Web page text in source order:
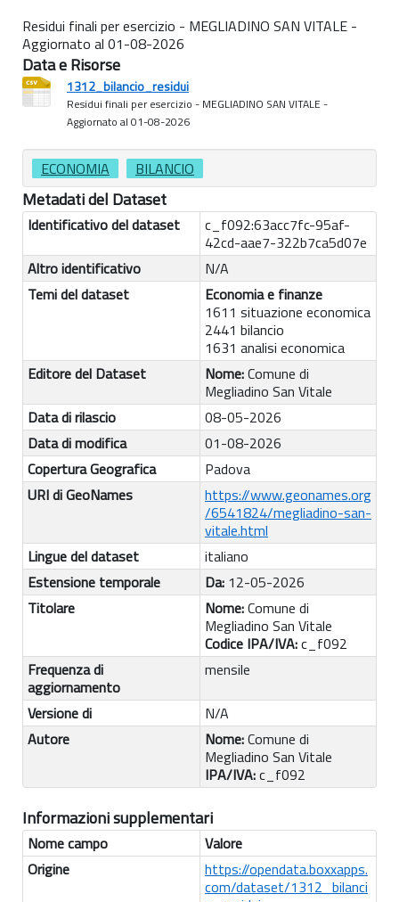
Residui finali per esercizio - MEGLIADINO SAN VITALE -
Aggiornato al 01-08-2026
Data e Risorse
1312_bilancio_residui
Residui finali per esercizio - MEGLIADINO SAN VITALE -
Aggiornato al 01-08-2026
ECONOMIA BILANCIO
Metadati del Dataset
Identificativo del dataset
c_f092:63acc7fc-95af-
42cd-aae7-322b7ca5d07e
Altro identificativo
N/A
Temi del dataset
Economia e finanze
1611 situazione economica
2441 bilancio
1631 analisi economica
Editore del Dataset
Nome:Comune di
Megliadino San Vitale
Data di rilascio
08-05-2026
Data di modifica
01-08-2026
Copertura Geografica
Padova
URI di GeoNames
https://www.geonames.org
/6541824/megliadino-san-
vitale.html
Lingue del dataset
italiano
Estensione temporale
Da: 12-05-2026
Titolare
Nome:Comune di
Megliadino San Vitale
Codice IPA/IVA:c_f092
Frequenza di
aggiornamento
mensile
Versione di
N/A
Autore
Nome:Comune di
Megliadino San Vitale
IPA/IVA:c_f092
Informazioni supplementari
Nome campo
Valore
Origine
https://opendata.boxxapps.
com/dataset/1312_bilanci